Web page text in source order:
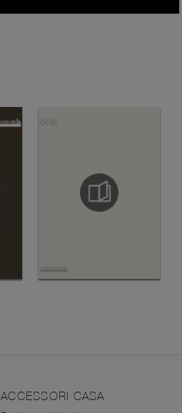
ACCESSORI CASA